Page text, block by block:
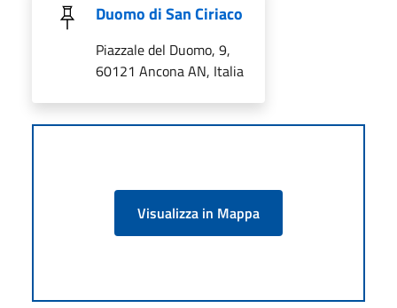
Duomo di San Ciriaco
Piazzale del Duomo, 9,
60121 Ancona AN, Italia
Visualizza in Mappa